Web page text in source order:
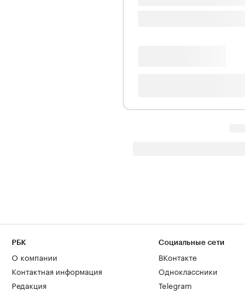
РБК
О компании
Контактная информация
Редакция
Социальные сети
ВКонтакте
Одноклассники
Telegram